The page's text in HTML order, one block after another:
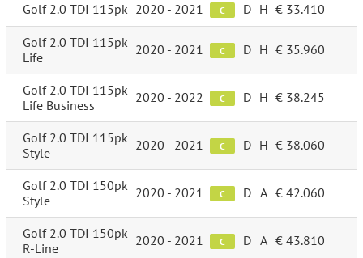
Golf 2.0 TDI 115pk 2020 - 2021 C D H € 33.410
Golf 2.0 TDI 115pk
Life
2020 - 2021 C D H € 35.960
Golf 2.0 TDI 115pk
Life Business
2020 - 2022 C D H € 38.245
Golf 2.0 TDI 115pk
Style
2020 - 2021 C D H € 38.060
Golf 2.0 TDI 150pk
Style
2020 - 2021 C D A € 42.060
Golf 2.0 TDI 150pk
R-Line
2020 - 2021 C D A € 43.810